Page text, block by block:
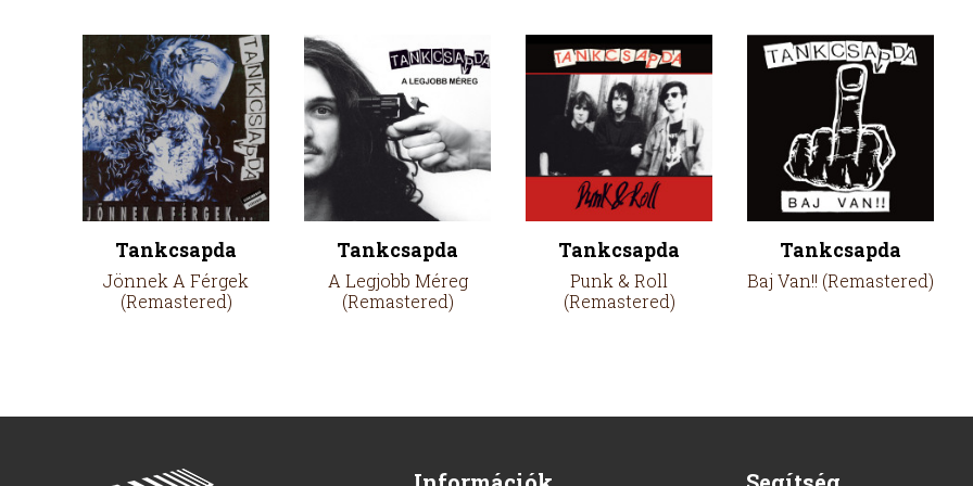
Tankcsapda
Jönnek A Férgek
(Remastered)
Tankcsapda
A Legjobb Méreg
(Remastered)
Tankcsapda
Punk & Roll
(Remastered)
Tankcsapda
Baj Van!! (Remastered)